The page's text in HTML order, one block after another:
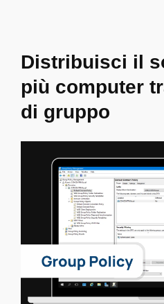
Distribuisci il
più computer
di gruppo